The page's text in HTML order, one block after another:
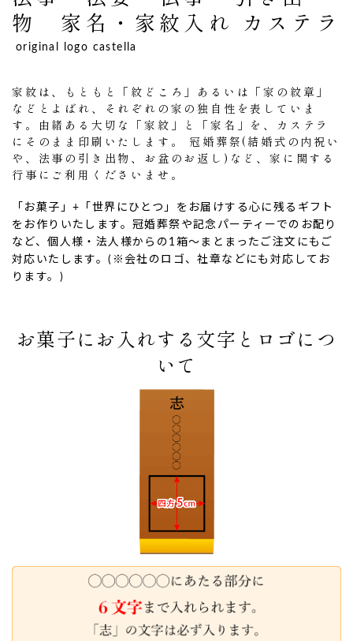
フト5選
失敗し
物 家名・家紋入れ カステラ
original logo castella
家紋は、もともと「紋どころ」あるいは「家の紋章」
などとよばれ、それぞれの家の独自性を表していま
す。由緒ある大切な「家紋」と「家名」を、カステラ
にそのまま印刷いたします。 冠婚葬祭(結婚式の内祝い
や、法事の引き出物、お盆のお返し)など、家に関する
行事にご利用くださいませ。
「お菓子」+「世界にひとつ」をお届けする心に残るギフト
をお作りいたします。冠婚葬祭や記念パーティーでのお配り
など、個人様・法人様からの1箱〜まとまったご注文にもご
対応いたします。(※会社のロゴ、社章などにも対応してお
ります。)
お菓子にお入れする文字とロゴにつ
いて